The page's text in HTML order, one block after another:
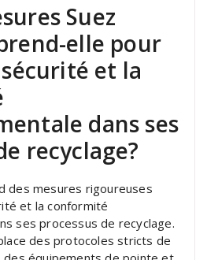
Suez
elle pour
et la
dans ses
recyclage?
des mesures rigoureuses
et la conformité
ses processus de recyclage.
des protocoles stricts de